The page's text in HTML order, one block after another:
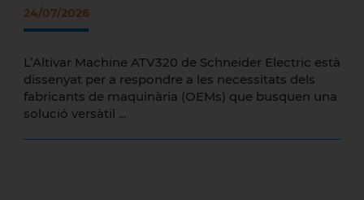
24/07/2026
L’Altivar Machine ATV320 de Schneider Electric està
dissenyat per a respondre a les necessitats dels
fabricants de maquinària (OEMs) que busquen una
solució versàtil ...